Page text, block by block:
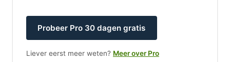
Probeer Pro 30 dagen gratis
Liever eerst meer weten? Meer over Pro